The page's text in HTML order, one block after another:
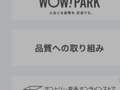
地域情報
サントリーサンバーズ
サントリーが考える
企業概要